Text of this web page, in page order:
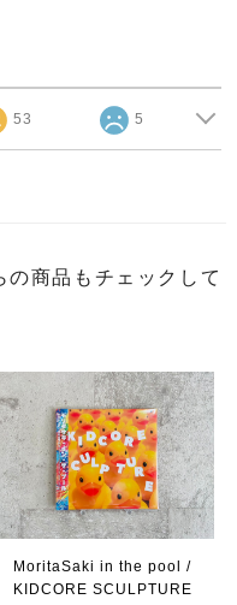
53 5
の商品もチェックして
MoritaSaki in the pool /
KIDCORE SCULPTURE